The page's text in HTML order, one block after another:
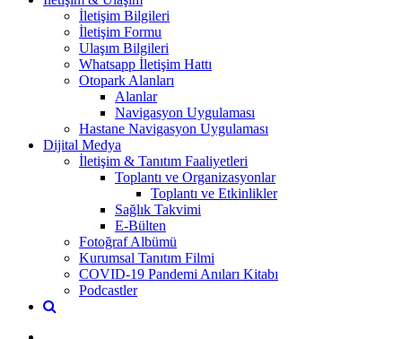
İletişim Bilgileri
İletişim Formu
Ulaşım Bilgileri
Whatsapp İletişim Hattı
Otopark Alanları
Alanlar
Navigasyon Uygulaması
Hastane Navigasyon Uygulaması
Dijital Medya
İletişim & Tanıtım Faaliyetleri
Toplantı ve Organizasyonlar
Toplantı ve Etkinlikler
Sağlık Takvimi
E-Bülten
Fotoğraf Albümü
Kurumsal Tanıtım Filmi
COVID-19 Pandemi Anıları Kitabı
Podcastler